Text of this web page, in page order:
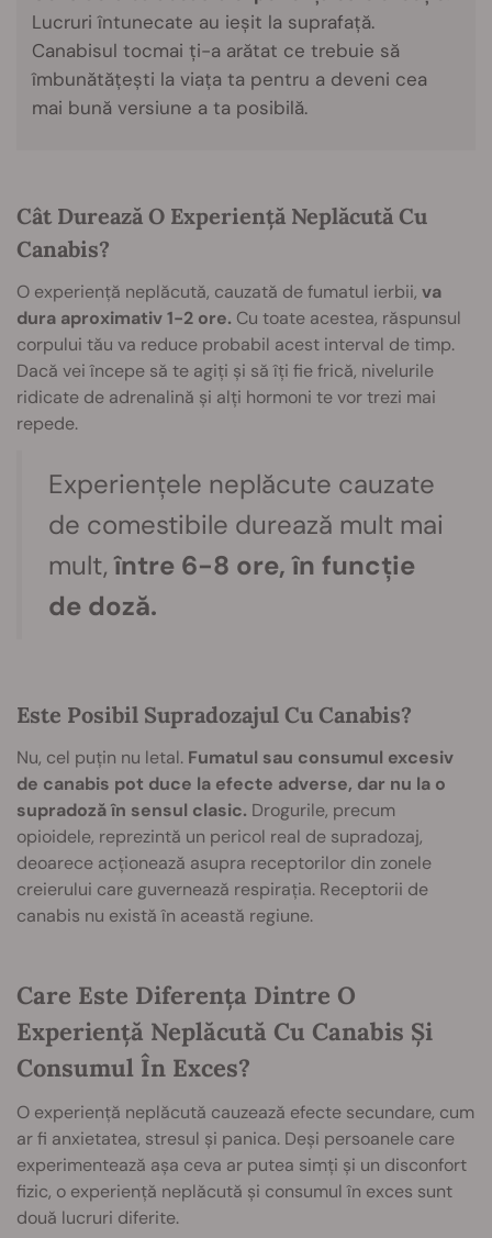
Lucruri întunecate au ieșit la suprafață.
Canabisul tocmai ți-a arătat ce trebuie să
îmbunătățești la viața ta pentru a deveni cea
mai bună versiune a ta posibilă.
Cât Durează O Experiență Neplăcută Cu
Canabis?
O experiență neplăcută, cauzată de fumatul ierbii, va
dura aproximativ 1-2 ore. Cu toate acestea, răspunsul
corpului tău va reduce probabil acest interval de timp.
Dacă vei începe să te agiți și să îți fie frică, nivelurile
ridicate de adrenalină și alți hormoni te vor trezi mai
repede.
Experiențele neplăcute cauzate
de comestibile durează mult mai
mult,între 6-8 ore, în funcție
de doză.
Este Posibil Supradozajul Cu Canabis?
Nu, cel puțin nu letal. Fumatul sau consumul excesiv
de canabis pot duce la efecte adverse, dar nu la o
supradoză în sensul clasic. Drogurile, precum
opioidele, reprezintă un pericol real de supradozaj,
deoarece acționează asupra receptorilor din zonele
creierului care guvernează respirația. Receptorii de
canabis nu există în această regiune.
Care Este Diferența Dintre O
Experiență Neplăcută Cu Canabis Și
Consumul În Exces?
O experiență neplăcută cauzează efecte secundare, cum
ar fi anxietatea, stresul și panica. Deși persoanele care
experimentează așa ceva ar putea simți și un disconfort
fizic, o experiență neplăcută și consumul în exces sunt
două lucruri diferite.